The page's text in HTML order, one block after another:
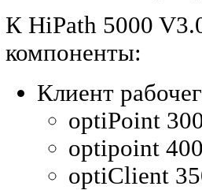
К HiPath 5000
компоненты:
Клиент
optiPoint
optipoint
optiClient